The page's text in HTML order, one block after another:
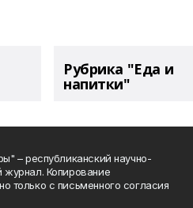
Рубрика "Еда и
напитки"
– республиканский научно-
журнал. Копирование
только с письменного согласия